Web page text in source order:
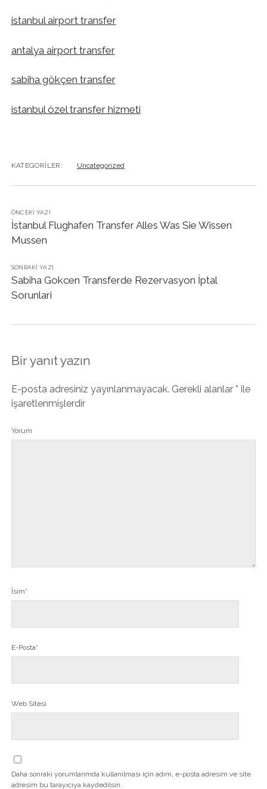
istanbul airport transfer
antalya airport transfer
sabiha gökçen transfer
istanbul özel transfer hizmeti
KATEGORILER: Uncategorized
ÖNCEKI YAZI
İstanbul Flughafen Transfer Alles Was Sie Wissen
Mussen
SONRAKI YAZI
Sabiha Gokcen Transferde Rezervasyon İptal
Sorunlari
Bir yanıt yazın
E-posta adresiniz yayınlanmayacak. Gerekli alanlar * ile
işaretlenmişlerdir
Yorum
İsim*
E-Posta*
Web Sitesi
Daha sonraki yorumlarımda kullanılması için adım, e-posta adresim ve site
adresim bu tarayıcıya kaydedilsin.